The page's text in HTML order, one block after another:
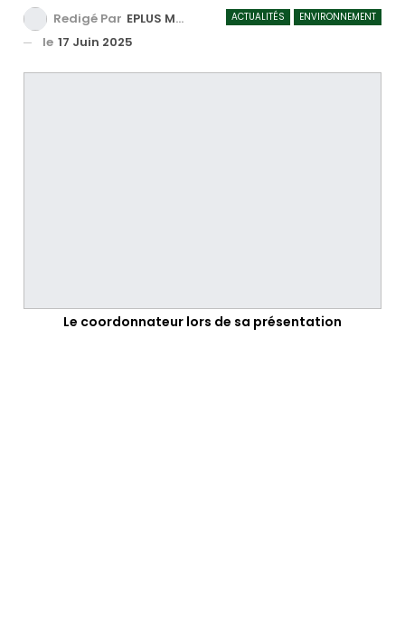
ACTUALITÉS ENVIRONNEMENT
Redigé Par EPLUS MEDIA TV
le 17 Juin 2025
Le coordonnateur lors de sa présentation